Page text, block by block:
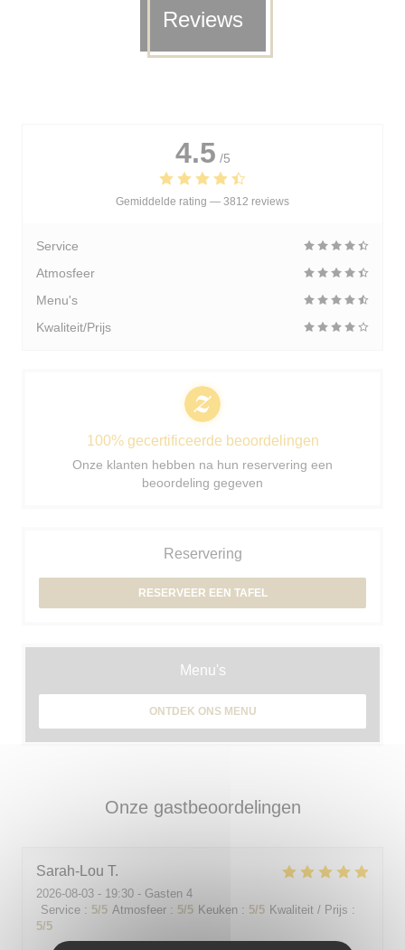
Reviews
Onze gastbeoordelingen
Sarah-Lou T
2026-08-03 - 19:30 - Gasten 4
Service : 5/5 Atmosfeer : 5/5 Keuken : 5/5 Kwaliteit / Prijs :
5/5
4.5 /5
Gemiddelde rating — 3812 reviews
Service
Atmosfeer
Menu's
Kwaliteit/Prijs
100% gecertificeerde beoordelingen
Onze klanten hebben na hun reservering een
beoordeling gegeven
Reservering
RESERVEER EEN TAFEL
Menu's
ONTDEK ONS MENU